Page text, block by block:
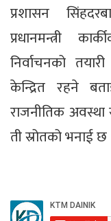
प्रशासन
प्रधानमन्त्री
निर्वाचनको
केन्द्रित रहने
राजनीतिक
ती स्रोतको भनाई छ